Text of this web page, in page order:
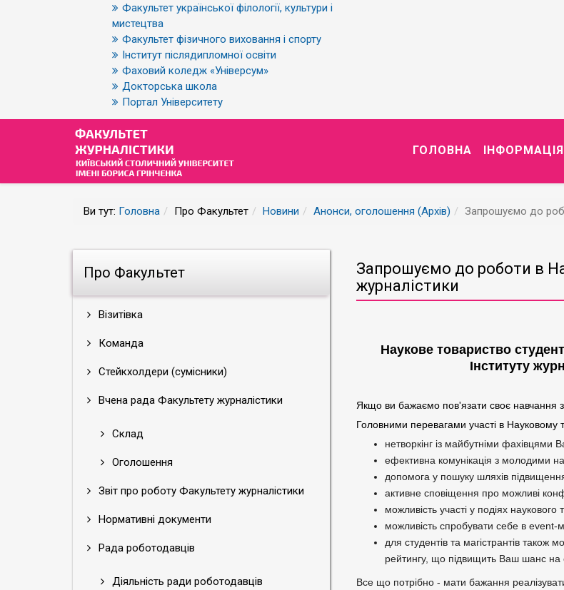
Факультет української філології, культури і
мистецтва
Факультет фізичного виховання і спорту
Інститут післядипломної освіти
Фаховий коледж «Універсум»
Докторська школа
Портал Університету
ГОЛОВНА ІНФОРМАЦІЯ
Ви тут: Головна Про Факультет Новини Анонси, оголошення (Архів) Запрошуємо до
Про Факультет
Візитівка
Команда
Стейкхолдери (сумісники)
Вчена рада Факультету журналістики
Склад
Оголошення
Звіт про роботу Факультету журналістики
Нормативні документи
Рада роботодавців
Діяльність ради роботодавців
Запрошуємо до роботи в
журналістики
Наукове товариство
Інституту
Якщо ви бажаємо пов'язати своє навчання
Головними перевагами участі в Науковому
нетворкінг із майбутніми фахівцями
ефективна комунікація з молодими
допомога у пошуку шляхів підвищення
активне сповіщення про можливі
можливість участі у подіях наукового
можливість спробувати себе в event-
для студентів та магістрантів також
рейтингу, що підвищить Ваш шанс на
Все що потрібно - мати бажання